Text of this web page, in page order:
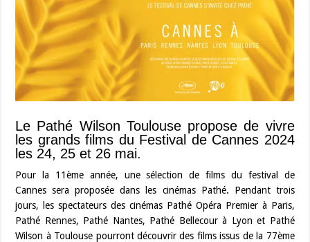
Le Pathé Wilson Toulouse propose de vivre
les grands films du Festival de Cannes 2024
les 24, 25 et 26 mai.
Pour la 11ème année, une sélection de films du festival de
Cannes sera proposée dans les cinémas Pathé. Pendant trois
jours, les spectateurs des cinémas Pathé Opéra Premier à Paris,
Pathé Rennes, Pathé Nantes, Pathé Bellecour à Lyon et Pathé
Wilson à Toulouse pourront découvrir des films issus de la 77ème